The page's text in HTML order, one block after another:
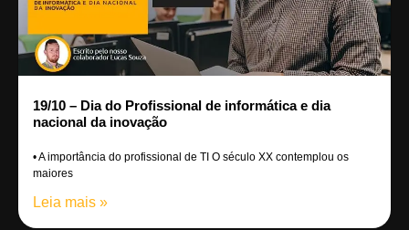
19/10 – Dia do Profissional de informática e dia
nacional da inovação
• A importância do profissional de TI O século XX contemplou os
maiores
Leia mais »